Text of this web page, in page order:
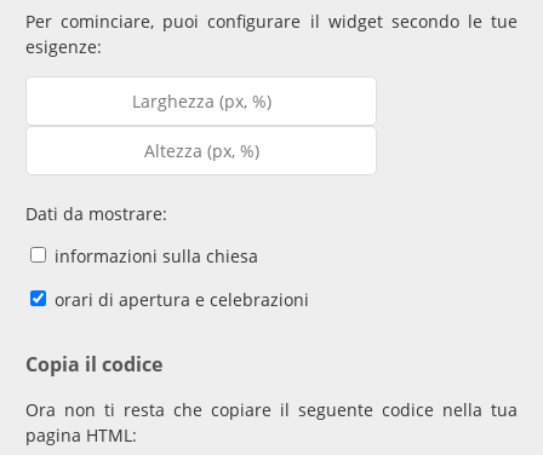
Per cominciare, puoi configurare il widget secondo le tue
esigenze:
Dati da mostrare:
informazioni sulla chiesa
orari di apertura e celebrazioni
Copia il codice
Ora non ti resta che copiare il seguente codice nella tua
pagina HTML: